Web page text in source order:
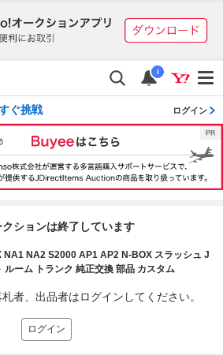
i
ぐ挑戦 ログイン
クションは終了しています
NA1 NA2 S2000 AP1 AP2 N-BOX スラッシュ J
ルーム トランク 純正交換 部品 カスタム
者、出品者はログインしてください。
ログイン